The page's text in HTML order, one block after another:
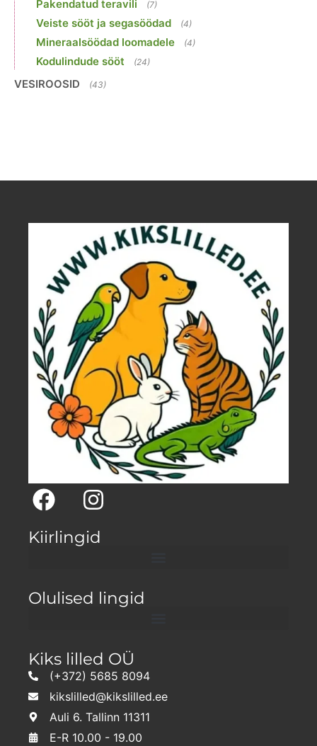
Pakendatud teravili (7)
Veiste sööt ja segasöödad (4)
Mineraalsöödad loomadele (4)
Kodulindude sööt (24)
VESIROOSID (43)
Kiirlingid
Olulised lingid
Kiks lilled OÜ
(+372) 5685 8094
kikslilled@kikslilled.ee
Auli 6. Tallinn 11311
E-R 10.00 - 19.00